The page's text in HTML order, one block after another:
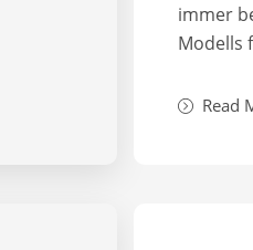
immer
Modells
Read